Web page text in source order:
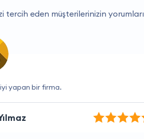
tercih eden müşterilerinizin yorumları
hızlı yanıt alıyorum.